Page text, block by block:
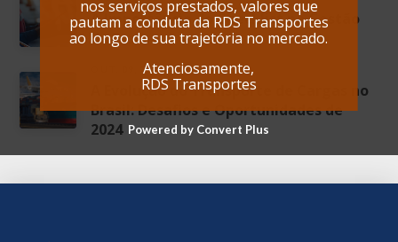
A Importância do Checklist na Gestão
de Frotas
OUT. 09, 2024
A Evolução do Transporte de Cargas no
Brasil: Desafios e Oportunidades de
2024
nos serviços prestados, valores que
pautam a conduta da RDS Transportes
ao longo de sua trajetória no mercado.
Atenciosamente,
RDS Transportes
Powered by Convert Plus